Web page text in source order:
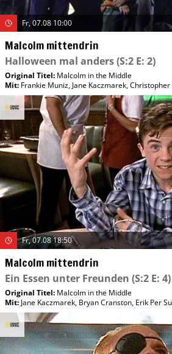
Fr, 07.08 10:00
Malcolm mittendrin
Halloween mal anders(S:2 E: 2)
Original Titel: Malcolm in the Middle
Mit: Frankie Muniz, Jane Kaczmarek,
Fr, 07.08 18:50
Malcolm mittendrin
Ein Essen unter Freunden (S:2 E: 4)
Original Titel: Malcolm in the Middle
Mit: Jane Kaczmarek, Bryan Cranston, Erik Per